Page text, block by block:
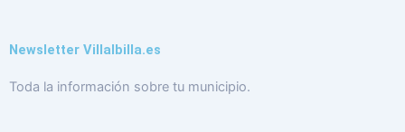
Newsletter Villalbilla.es
Toda la información sobre tu municipio.